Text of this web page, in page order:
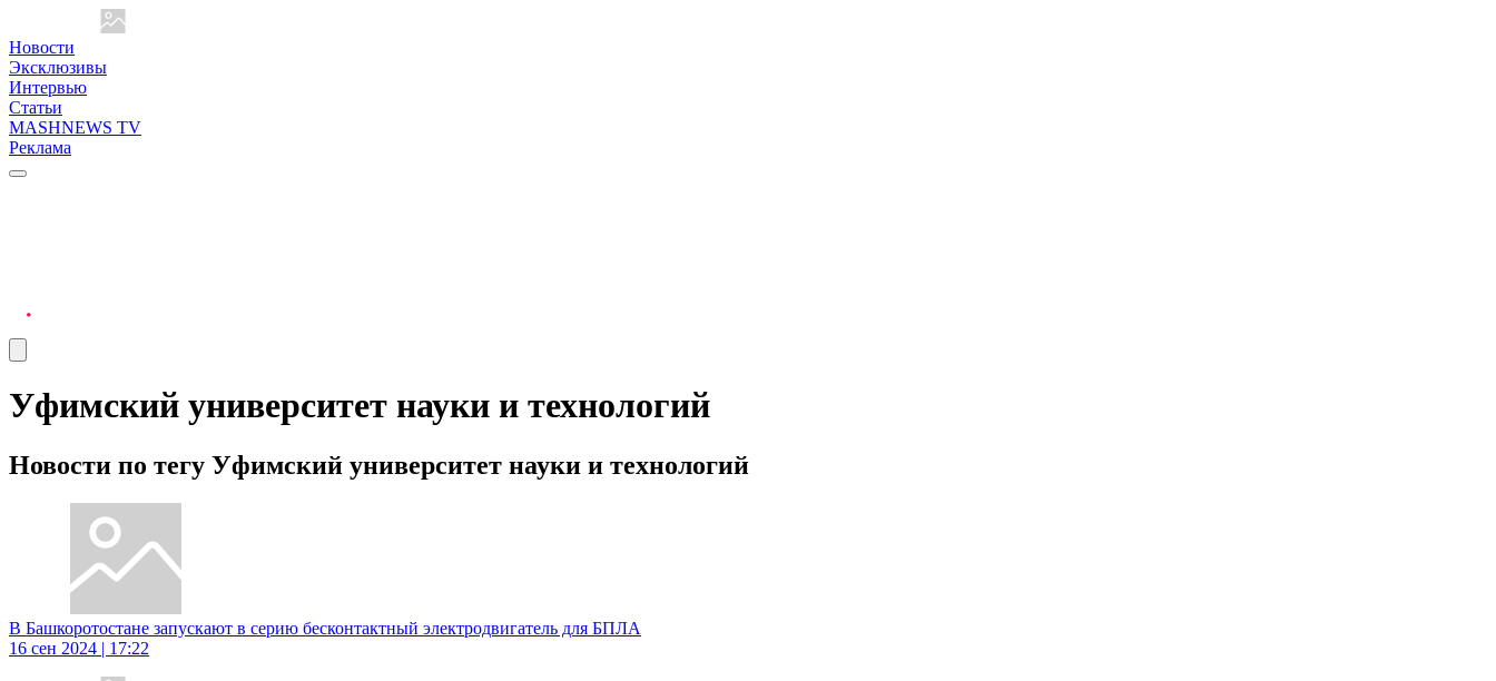
Новости
Эксклюзивы
Интервью
Статьи
MASHNEWS TV
Реклама
Уфимский университет науки и технологий
Новости по тегу Уфимский университет науки и технологий
В Башкоротостане запускают в серию бесконтактный электродвигатель для БПЛА
16 сен 2024 | 17:22